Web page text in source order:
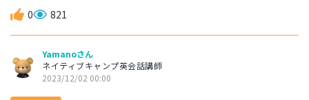
0 821
Yamanoさん
ネイティブキャンプ英会話講師
2023/12/02 00:00